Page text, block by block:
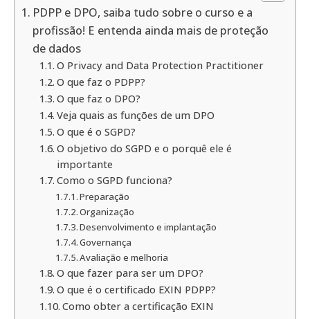
PDPP e DPO, saiba tudo sobre o curso e a
profissão! E entenda ainda mais de proteção
de dados
O Privacy and Data Protection Practitioner
O que faz o PDPP?
O que faz o DPO?
Veja quais as funções de um DPO
O que é o SGPD?
O objetivo do SGPD e o porquê ele é
importante
Como o SGPD funciona?
Preparação
Organização
Desenvolvimento e implantação
Governança
Avaliação e melhoria
O que fazer para ser um DPO?
O que é o certificado EXIN PDPP?
Como obter a certificação EXIN